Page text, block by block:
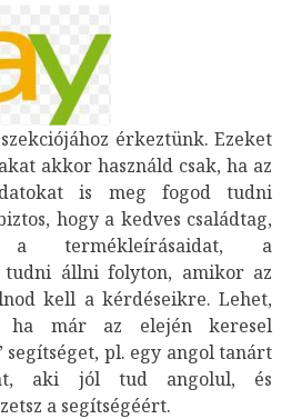
érkeztünk. Ezeket
akkor használd csak, ha az
is meg fogod tudni
hogy a kedves családtag,
termékleírásaidat, a
tudni állni folyton, amikor az
kell a kérdéseikre. Lehet,
ha már az elején keresel
segítséget, pl. egy angol tanárt
aki jól tud angolul, és
a segítségéért.